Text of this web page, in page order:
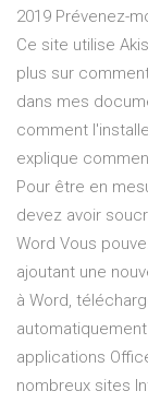
2019 Prévenez-
Ce site utilise
plus sur
dans mes
comment
explique
Pour être en
devez avoir
Word Vous
ajoutant une
à Word,
applications
nombreux sites